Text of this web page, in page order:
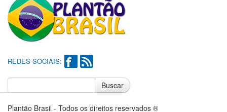
REDES SOCIAIS:
Buscar
Plantão Brasil - Todos os direitos reservados ®